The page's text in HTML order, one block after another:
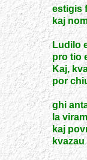
estigis
kaj
Ludilo
pro tio
Kaj,
por
ghi
la
kaj
kvazau